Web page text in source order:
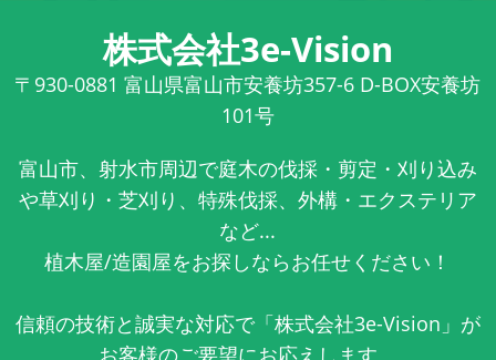
株式会社3e-Vision
〒930-0881 富山県富山市安養坊357-6 D-BOX安養坊
101号
富山市、射水市周辺で庭木の伐採・剪定・刈り込み
や草刈り・芝刈り、特殊伐採、外構・エクステリア
など...
植木屋/造園屋をお探しならお任せください！
信頼の技術と誠実な対応で「株式会社3e-Vision」が